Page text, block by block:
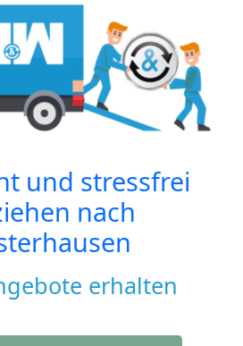
und stressfrei
nach
erhalten